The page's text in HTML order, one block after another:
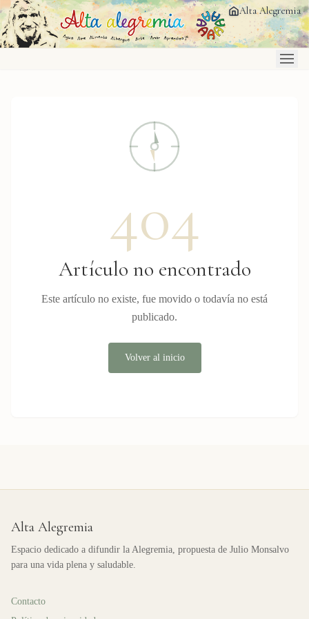
Saltar al contenido principal Alta Alegremia
404
Artículo no encontrado
Este artículo no existe, fue movido o todavía no está
publicado.
Volver al inicio
Alta Alegremia
Espacio dedicado a difundir la Alegremia, propuesta de Julio Monsalvo
para una vida plena y saludable.
Contacto